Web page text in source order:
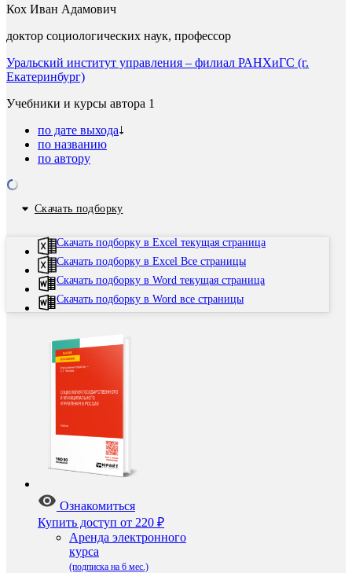
Кох Иван Адамович
доктор социологических наук, профессор
Уральский институт управления – филиал РАНХиГС (г.
Екатеринбург)
Учебники и курсы автора 1
по дате выхода
по названию
по автору
Скачать подборку
Скачать подборку в Excel текущая страница
Скачать подборку в Excel Все страницы
Скачать подборку в Word текущая страница
Скачать подборку в Word все страницы
Ознакомиться
Купить доступ от 220 ₽
Аренда электронного
курса
(подписка на 6 мес.)